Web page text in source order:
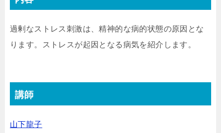
過剰なストレス刺激は、精神的な病的状態の原因とな
ります。ストレスが起因となる病気を紹介します。
講師
山下龍子